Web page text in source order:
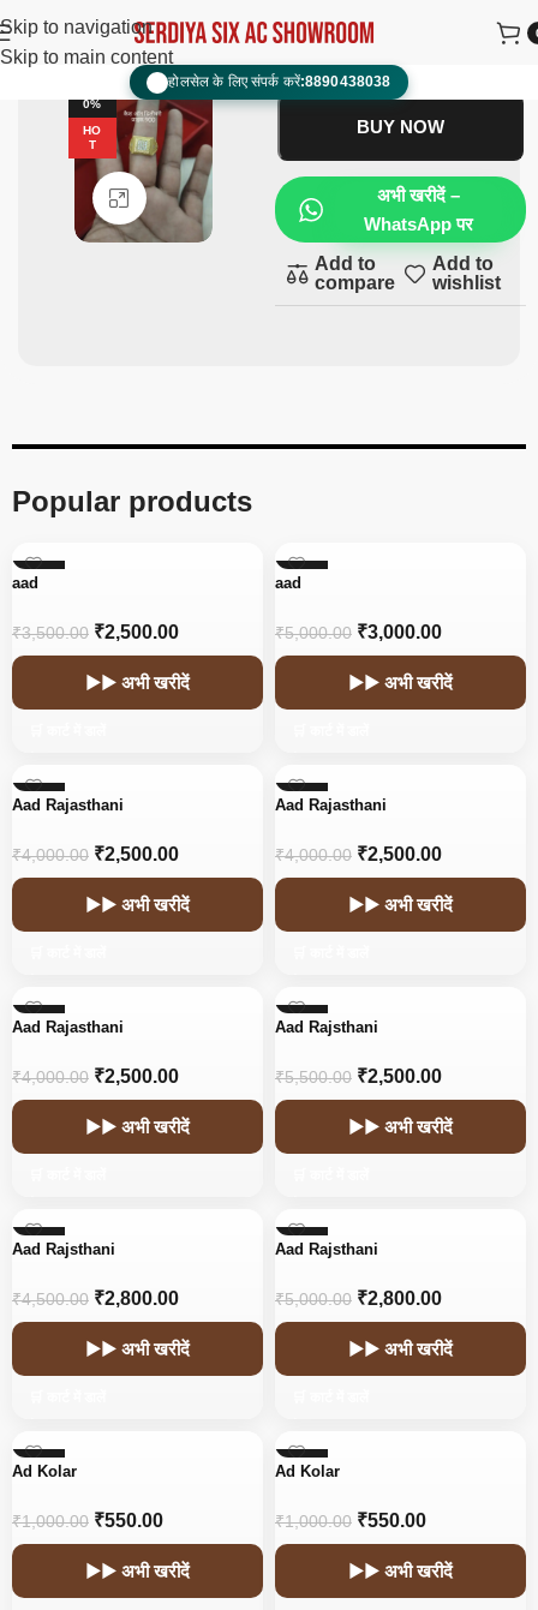
Skip to navigation
Skip to main content
📞 होलसेल के लिए संपर्क करें:8890438038
0%
HO
T
Click to enlarge
anguthi
₹1,800.00
BUY NOW
अभी खरीदें –
WhatsApp पर
Add to
compare
Add to
wishlist
Popular products
-29%
aad
₹3,500.00 ₹2,500.00
▶▶ अभी खरीदें
-40%
aad
₹5,000.00 ₹3,000.00
▶▶ अभी खरीदें
-38%
Aad Rajasthani
₹4,000.00 ₹2,500.00
▶▶ अभी खरीदें
-38%
Aad Rajasthani
₹4,000.00 ₹2,500.00
▶▶ अभी खरीदें
-38%
Aad Rajasthani
₹4,000.00 ₹2,500.00
▶▶ अभी खरीदें
-55%
Aad Rajsthani
₹5,500.00 ₹2,500.00
▶▶ अभी खरीदें
-38%
Aad Rajsthani
₹4,500.00 ₹2,800.00
▶▶ अभी खरीदें
-44%
Aad Rajsthani
₹5,000.00 ₹2,800.00
▶▶ अभी खरीदें
-45%
Ad Kolar
₹1,000.00 ₹550.00
▶▶ अभी खरीदें
-45%
Ad Kolar
₹1,000.00 ₹550.00
▶▶ अभी खरीदें